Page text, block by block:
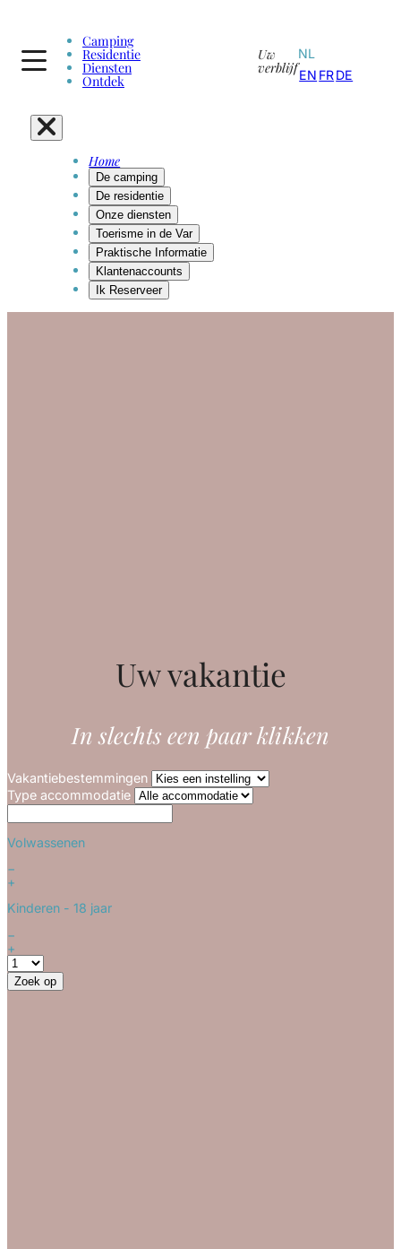
Camping
Residentie
Diensten
Ontdek
Uw
verblijf
NL
EN FRDE
Home
De camping
De residentie
Onze diensten
Toerisme in de Var
Praktische Informatie
Klantenaccounts
Ik Reserveer
Uw vakantie
In slechts een paar klikken
Vakantiebestemmingen
Type accommodatie
Volwassenen
−
+
Kinderen - 18 jaar
−
+
Zoek op